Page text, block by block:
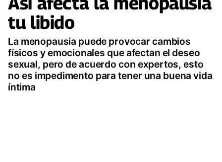
tu libido
La menopausia puede provocar cambios
físicos y emocionales que afectan el deseo
sexual, pero de acuerdo con expertos, esto
no es impedimento para tener una buena vida
íntima